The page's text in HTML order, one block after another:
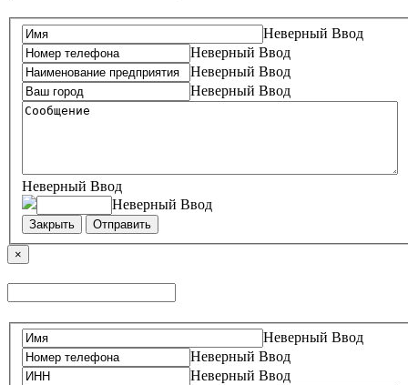
Неверный Ввод
Неверный Ввод
Неверный Ввод
Неверный Ввод
Неверный Ввод
Неверный Ввод
Закрыть Отправить
×
Неверный Ввод
Неверный Ввод
Неверный Ввод